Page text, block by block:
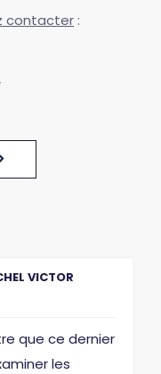
contacter :
VICTOR
que ce dernier
les